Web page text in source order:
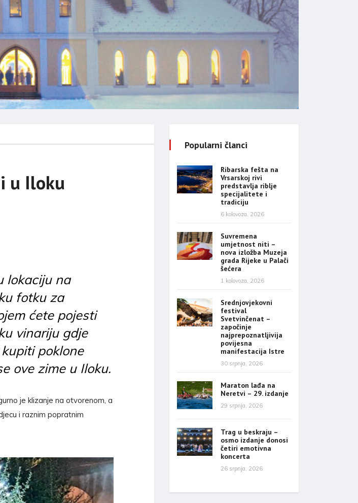
u Iloku
lokaciju na
fotku za
ćete pojesti
vinariju gdje
poklone
ove zime u Iloku.
je klizanje na otvorenom, a
i raznim popratnim
Popularni članci
Ribarska fešta na
Vrsarskoj rivi
predstavlja riblje
specijalitete i
tradiciju
6 kolovoza, 2026
Suvremena
umjetnost niti –
nova izložba Muzeja
grada Rijeke u Palači
šećera
1 kolovoza, 2026
Srednjovjekovni
festival
Svetvinčenat –
započinje
najprepoznatljivija
povijesna
manifestacija Istre
30 srpnja, 2026
Maraton lađa na
Neretvi – 29. izdanje
29 srpnja, 2026
Trag u beskraju –
osmo izdanje donosi
četiri emotivna
koncerta
26 srpnja, 2026